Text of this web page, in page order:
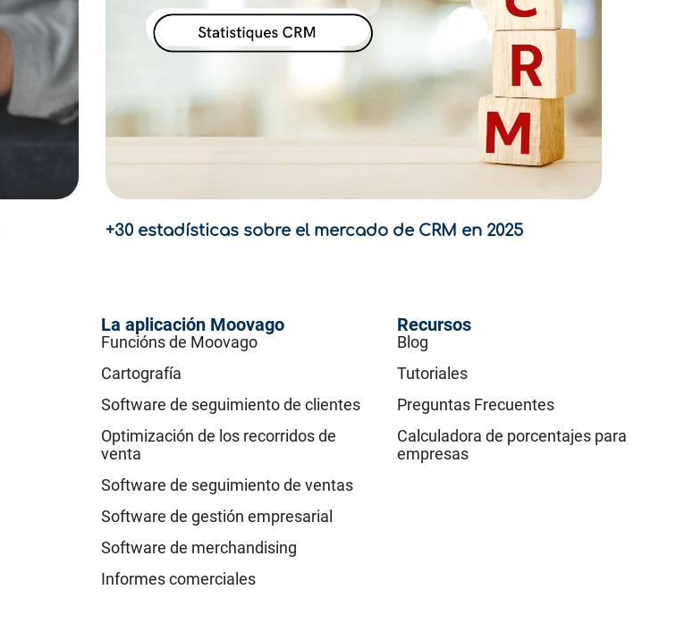
+30 estadísticas sobre el mercado de CRM en 2025
La aplicación Moovago
Funcións de Moovago
Cartografía
Software de seguimiento de clientes
Optimización de los recorridos de
venta
Software de seguimiento de ventas
Software de gestión empresarial
Software de merchandising
Informes comerciales
Recursos
Blog
Tutoriales
Preguntas Frecuentes
Calculadora de porcentajes para
empresas